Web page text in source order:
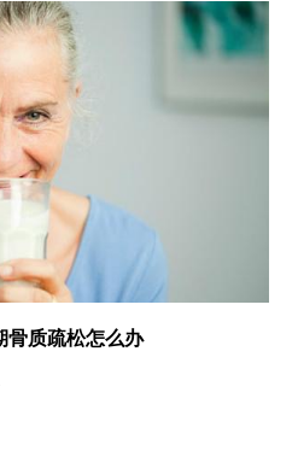
骨质疏松怎么办